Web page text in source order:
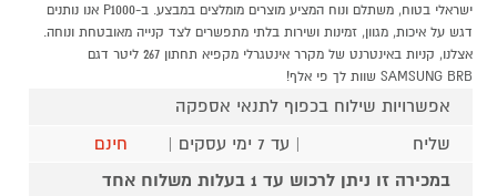
ישראלי בטוח, משתלם ונוח המציע מוצרים מומלצים במבצע. ב-P1000 אנו נותנים
דגש על איכות, מגוון, זמינות ושירות בלתי מתפשרים לצד קנייה מאובטחת ונוחה.
אצלנו, קניות באינטרנט של מקרר אינטגרלי מקפיא תחתון 267 ליטר דגם
SAMSUNG BRB שוות לך פי אלף!
אפשרויות שילוח בכפוף לתנאי אספקה
שליח
| עד 7 ימי עסקים |
חינם
במכירה זו ניתן לרכוש עד 1 בעלות משלוח אחד